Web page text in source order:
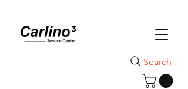
Search